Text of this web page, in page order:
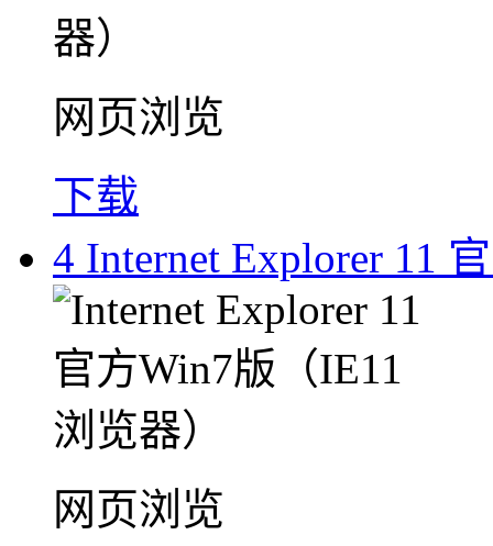
网页浏览
下载
4 Internet Explorer 11
网页浏览